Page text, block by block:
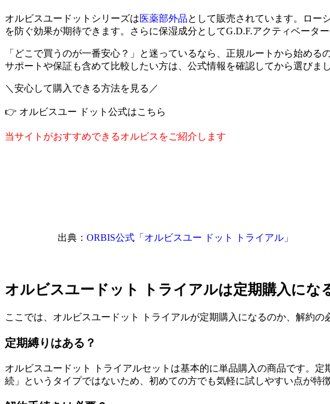
オルビスユードットシリーズは医薬部外品として販売されています。ロー
を防ぐ効果が期待できます。さらに保湿成分としてG.D.F.アクティベータ
「どこで買うのが一番安心？」と迷っているなら、正規ルートから始める
サポートや保証も含めて比較したい方は、公式情報を確認してから選びまし
＼安心して購入できる方法を見る／
👉 オルビスユー ドット公式はこちら
当サイトがおすすめできるオルビスをご紹介します
出典： ORBIS公式「オルビスユー ドット トライアル」
オルビスユードット トライアルは定期購入にな
ここでは、オルビスユードット トライアルが定期購入になるのか、解約
定期縛りはある？
オルビスユードット トライアルセットは基本的に単品購入の商品です。
続」というタイプではないため、初めての方でも気軽に試しやすい点が特徴